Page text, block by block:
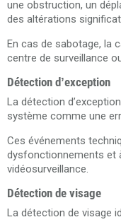
une obstruction, un
des altérations
En cas de sabotage, la
centre de surveillance
Détection d’exception
La détection
système comme une
Ces événements
dysfonctionnements et
vidéosurveillance.
Détection de visage
La détection de visage